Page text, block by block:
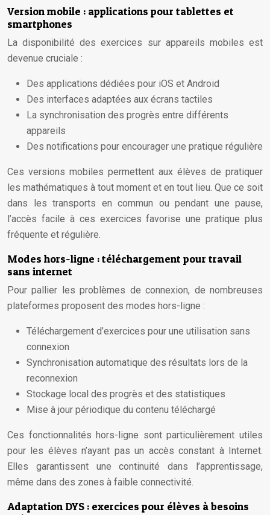
Version mobile : applications pour tablettes et
smartphones
La disponibilité des exercices sur appareils mobiles est
devenue cruciale :
Des applications dédiées pour iOS et Android
Des interfaces adaptées aux écrans tactiles
La synchronisation des progrès entre différents
appareils
Des notifications pour encourager une pratique régulière
Ces versions mobiles permettent aux élèves de pratiquer
les mathématiques à tout moment et en tout lieu. Que ce soit
dans les transports en commun ou pendant une pause,
l’accès facile à ces exercices favorise une pratique plus
fréquente et régulière.
Modes hors-ligne : téléchargement pour travail
sans internet
Pour pallier les problèmes de connexion, de nombreuses
plateformes proposent des modes hors-ligne :
Téléchargement d’exercices pour une utilisation sans
connexion
Synchronisation automatique des résultats lors de la
reconnexion
Stockage local des progrès et des statistiques
Mise à jour périodique du contenu téléchargé
Ces fonctionnalités hors-ligne sont particulièrement utiles
pour les élèves n’ayant pas un accès constant à Internet.
Elles garantissent une continuité dans l’apprentissage,
même dans des zones à faible connectivité.
Adaptation DYS : exercices pour élèves à besoins